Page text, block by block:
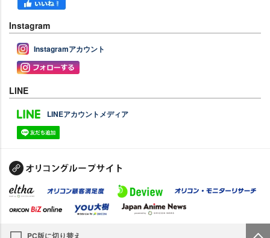
Instagram
Instagramアカウント
LINE
LINEアカウントメディア
PC版に切り替え